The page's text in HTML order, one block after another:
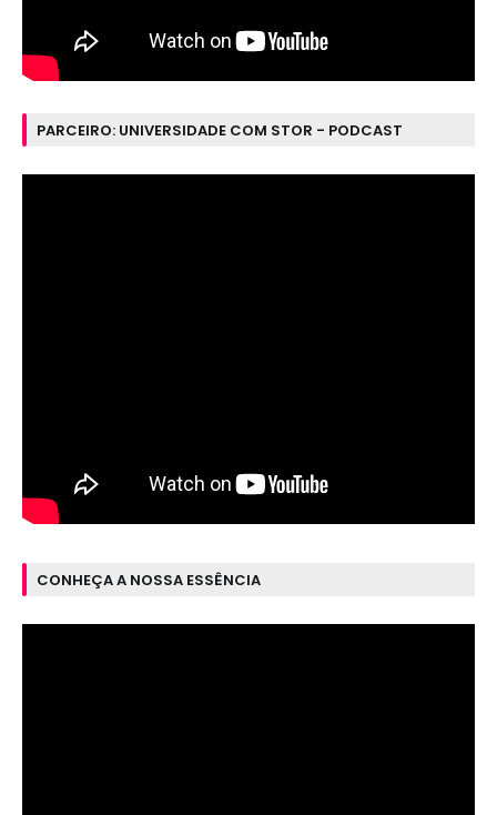
PARCEIRO: UNIVERSIDADE COM STOR - PODCAST
CONHEÇA A NOSSA ESSÊNCIA